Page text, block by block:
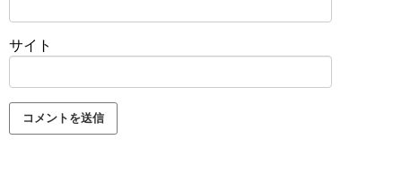
サイト